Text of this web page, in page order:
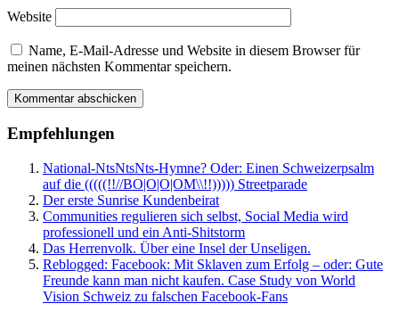
Website
Name, E-Mail-Adresse und Website in diesem Browser für
meinen nächsten Kommentar speichern.
Empfehlungen
National-NtsNtsNts-Hymne? Oder: Einen Schweizerpsalm
auf die (((((!!//BO|O|O|OM\\!!))))) Streetparade
Der erste Sunrise Kundenbeirat
Communities regulieren sich selbst, Social Media wird
professionell und ein Anti-Shitstorm
Das Herrenvolk. Über eine Insel der Unseligen.
Reblogged: Facebook: Mit Sklaven zum Erfolg – oder: Gute
Freunde kann man nicht kaufen. Case Study von World
Vision Schweiz zu falschen Facebook-Fans